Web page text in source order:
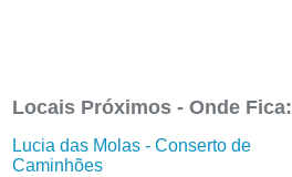
Locais Próximos - Onde Fica:
Lucia das Molas - Conserto de
Caminhões